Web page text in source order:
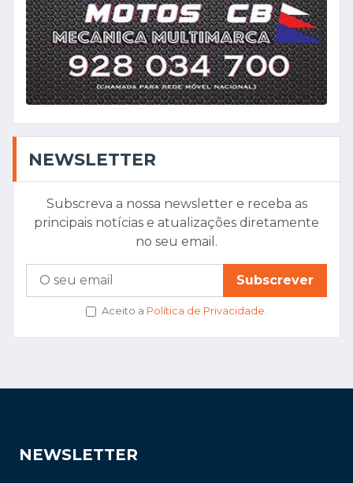
NEWSLETTER
Subscreva a nossa newsletter e receba as
principais notícias e atualizações diretamente
no seu email.
Subscrever
Aceito a Política de Privacidade
NEWSLETTER